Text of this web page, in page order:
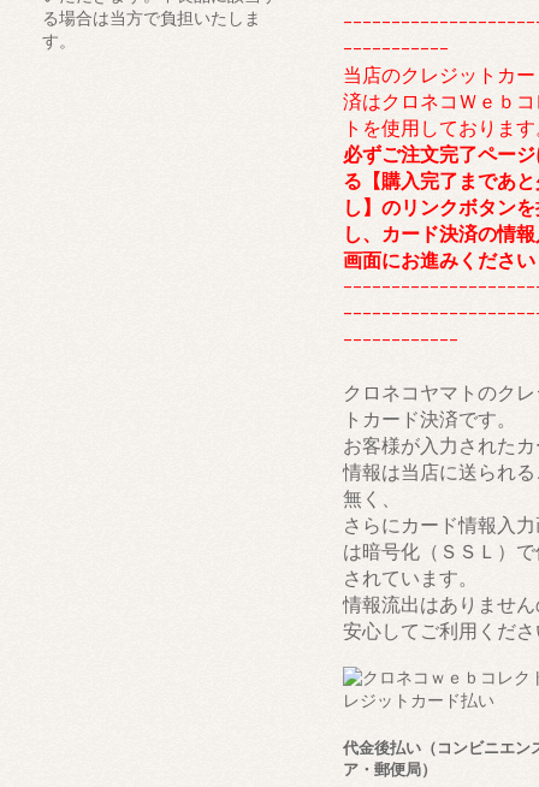
る場合は当方で負担いたしま
す。
-----------
当店のクレジットカ
済はクロネコＷｅｂ
トを使用しておりま
必ずご注文完了ペー
る【購入完了まであ
し】のリンクボタン
し、カード決済の情
画面にお進みください
------------
クロネコヤマトのク
トカード決済です。
お客様が入力された
情報は当店に送られ
無く、
さらにカード情報入
は暗号化（ＳＳＬ）
されています。
情報流出はありませ
安心してご利用くだ
代金後払い（コンビニエン
ア・郵便局）